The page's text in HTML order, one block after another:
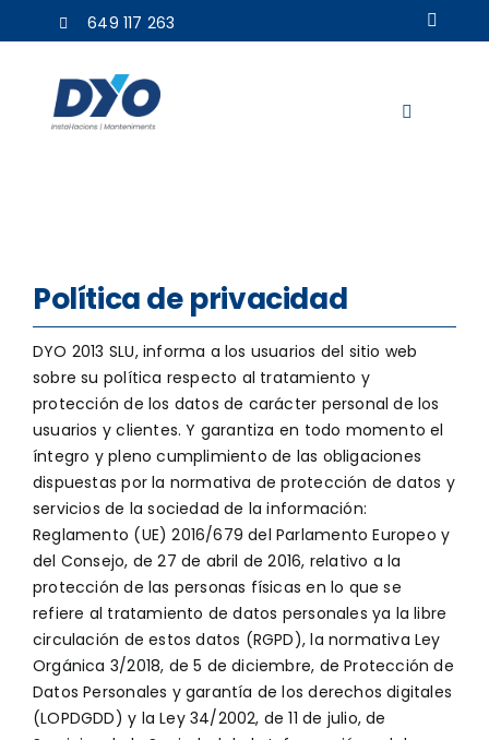
al
649 117 263
Toggle
Contacto
Política de privacidad
DYO 2013 SLU, informa a los usuarios del sitio web
sobre su política respecto al tratamiento y
protección de los datos de carácter personal de los
usuarios y clientes. Y garantiza en todo momento el
íntegro y pleno cumplimiento de las obligaciones
dispuestas por la normativa de protección de datos y
servicios de la sociedad de la información:
Reglamento (UE) 2016/679 del Parlamento Europeo y
del Consejo, de 27 de abril de 2016, relativo a la
protección de las personas físicas en lo que se
refiere al tratamiento de datos personales ya la libre
circulación de estos datos (RGPD), la normativa Ley
Orgánica 3/2018, de 5 de diciembre, de Protección de
Datos Personales y garantía de los derechos digitales
(LOPDGDD) y la Ley 34/2002, de 11 de julio, de